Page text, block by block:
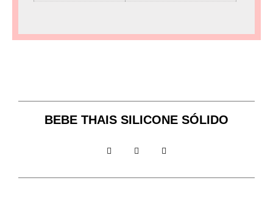
BEBE THAIS SILICONE SÓLIDO